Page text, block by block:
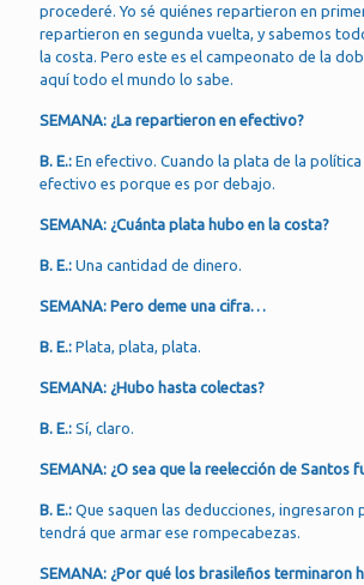
procederé. Yo sé quiénes repartieron en
repartieron en segunda vuelta, y sabemos
la costa. Pero este es el campeonato de la
aquí todo el mundo lo sabe.
SEMANA: ¿La repartieron en efectivo?
B. E.: En efectivo. Cuando la plata de la
efectivo es porque es por debajo.
SEMANA: ¿Cuánta plata hubo en la costa?
B. E.: Una cantidad de dinero.
SEMANA: Pero deme una cifra…
B. E.: Plata, plata, plata.
SEMANA: ¿Hubo hasta colectas?
B. E.: Sí, claro.
SEMANA: ¿O sea que la reelección de Santos
B. E.: Que saquen las deducciones, ingresaron
tendrá que armar ese rompecabezas.
SEMANA: ¿Por qué los brasileños terminaron